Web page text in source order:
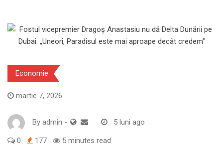
Economie
martie 7, 2026
By admin - 5 luni ago
0 177 5 minutes read